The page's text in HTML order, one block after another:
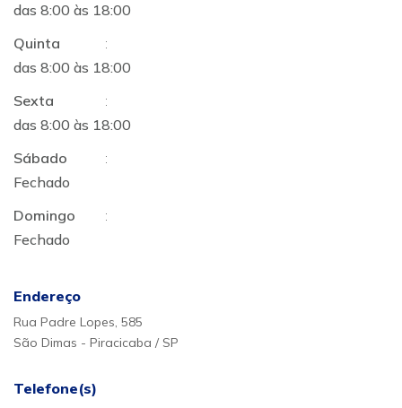
das 8:00 às 18:00
Quinta
:
das 8:00 às 18:00
Sexta
:
das 8:00 às 18:00
Sábado
:
Fechado
Domingo
:
Fechado
Endereço
Rua Padre Lopes, 585
São Dimas - Piracicaba / SP
Telefone(s)